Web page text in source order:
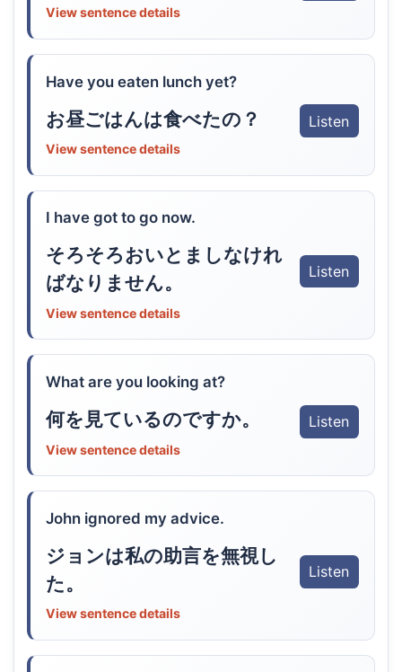
View sentence details
Have you eaten lunch yet?
お昼ごはんは食べたの？ Listen
View sentence details
I have got to go now.
そろそろおいとましなけれ
ばなりません。
Listen
View sentence details
What are you looking at?
何を見ているのですか。 Listen
View sentence details
John ignored my advice.
ジョンは私の助言を無視し
た。
Listen
View sentence details